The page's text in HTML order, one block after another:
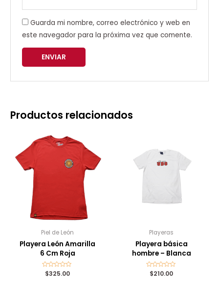
Guarda mi nombre, correo electrónico y web en
este navegador para la próxima vez que comente.
Productos relacionados
Piel de León
Playera León Amarilla
6 Cm Roja
Valorado
con$325.00
Playeras
Playera básica
hombre – Blanca
Valorado
con$210.00